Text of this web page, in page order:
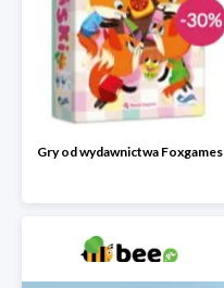
Gry od wydawnictwa Foxgames